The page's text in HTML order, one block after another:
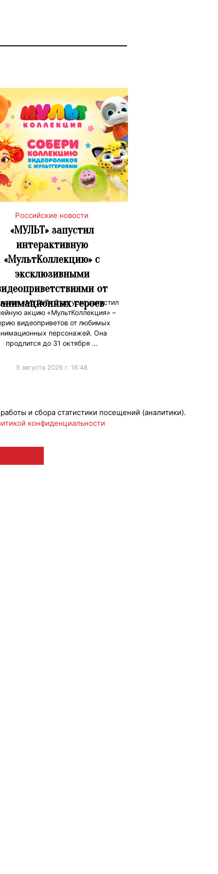
Российские новости
«МУЛЬТ» запустил
интерактивную
«МультКоллекцию» с
эксклюзивными
от
анимационных героев
«МУЛЬТ» 3 августа запустил
акцию «МультКоллекция» –
видеоприветов от любимых
персонажей. Она
продлится до 31 октября …
5 августа 2026 г. 16:48
и сбора статистики посещений (аналитики).
конфиденциальности